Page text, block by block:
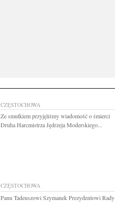
CZĘSTOCHOWA
Ze smutkiem przyjęliśmy wiadomość o śmierci
Druha Harcmistrza Jędrzeja Moderskiego...
CZĘSTOCHOWA
Panu Tadeuszowi Szymanek Prezydentowi Rady